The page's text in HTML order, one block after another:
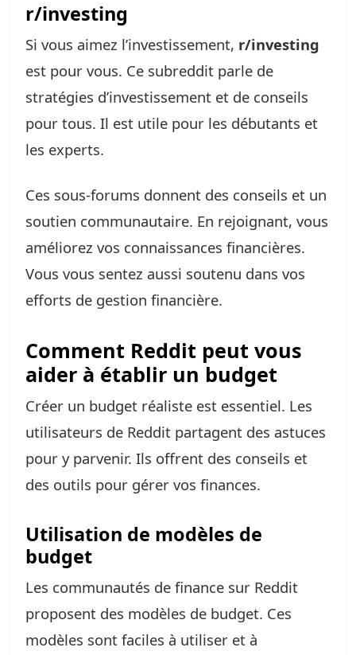
r/investing
Si vous aimez l’investissement, r/investing
est pour vous. Ce subreddit parle de
stratégies d’investissement et de conseils
pour tous. Il est utile pour les débutants et
les experts.
Ces sous-forums donnent des conseils et un
soutien communautaire. En rejoignant, vous
améliorez vos connaissances financières.
Vous vous sentez aussi soutenu dans vos
efforts de gestion financière.
Comment Reddit peut vous
aider à établir un budget
Créer un budget réaliste est essentiel. Les
utilisateurs de Reddit partagent des astuces
pour y parvenir. Ils offrent des conseils et
des outils pour gérer vos finances.
Utilisation de modèles de
budget
Les communautés de finance sur Reddit
proposent des modèles de budget. Ces
modèles sont faciles à utiliser et à